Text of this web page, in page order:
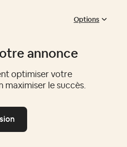
Options
annonce
optimiser votre
maximiser le succès.